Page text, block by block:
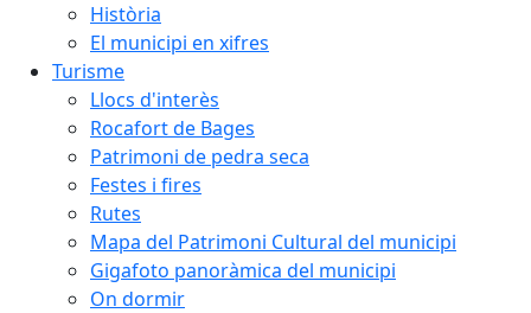
Història
El municipi en xifres
Turisme
Llocs d'interès
Rocafort de Bages
Patrimoni de pedra seca
Festes i fires
Rutes
Mapa del Patrimoni Cultural del municipi
Gigafoto panoràmica del municipi
On dormir